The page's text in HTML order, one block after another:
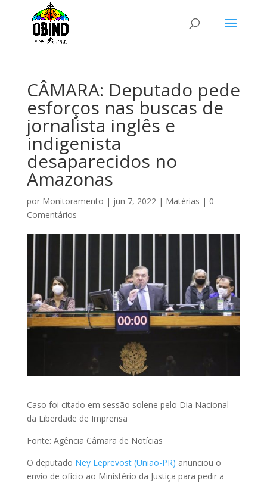
CÂMARA: Deputado pede
esforços nas buscas de
jornalista inglês e
indigenista
desaparecidos no
Amazonas
por Monitoramento | jun 7, 2022| Matérias | 0
Comentários
Caso foi citado em sessão solene pelo Dia Nacional
da Liberdade de Imprensa
Fonte: Agência Câmara de Notícias
O deputado Ney Leprevost (União-PR) anunciou o
envio de ofício ao Ministério da Justiça para pedir a